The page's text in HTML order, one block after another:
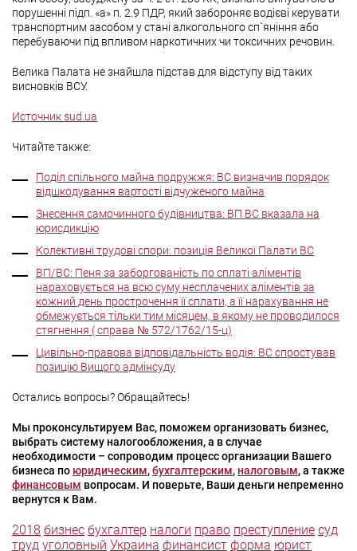
порушенні підп. «а» п. 2.9 ПДР, який забороняє водієві керувати
транспортним засобом у стані алкогольного сп`яніння або
перебуваючи під впливом наркотичних чи токсичних речовин.
Велика Палата не знайшла підстав для відступу від таких
висновків ВСУ.
Источник sud.ua
Читайте также:
Поділ спільного майна подружжя: ВС визначив порядок
відшкодування вартості відчуженого майна
Знесення самочинного будівництва: ВП ВС вказала на
юрисдикцію
Колективні трудові спори: позиція Великої Палати ВС
ВП/ВС: Пеня за заборгованість по сплаті аліментів
нараховується на всю суму несплачених аліментів за
кожний день прострочення її сплати, а її нарахування не
обмежується тільки тим місяцем, в якому не проводилося
стягнення ( справа № 572/1762/15-ц)
Цивільно-правова відповідальність водія: ВС спростував
позицію Вищого адмінсуду
Остались вопросы? Обращайтесь!
Мы проконсультируем Вас, поможем организовать бизнес,
выбрать систему налогообложения, а в случае
необходимости – сопроводим процесс организации Вашего
бизнеса по юридическим,бухгалтерским, налоговым, а также
финансовым вопросам. И поверьте, Ваши деньги непременно
вернутся к Вам.
2018 бизнес бухгалтер налоги право преступление суд
труд уголовный Украина финансист форма юрист